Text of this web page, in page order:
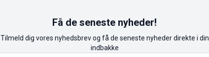
Få de seneste nyheder!
Tilmeld dig vores nyhedsbrev og få de seneste nyheder direkte i din
indbakke